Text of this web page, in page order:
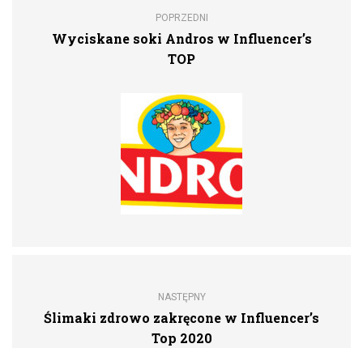
POPRZEDNI
Wyciskane soki Andros w Influencer’s
TOP
NASTĘPNY
Ślimaki zdrowo zakręcone w Influencer’s
Top 2020